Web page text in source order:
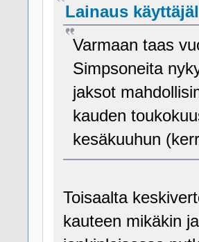
Lainaus
Varmaan taas
Simpsoneita
jaksot
kauden
kesäkuuhun
Toisaalta
kauteen mikäkin